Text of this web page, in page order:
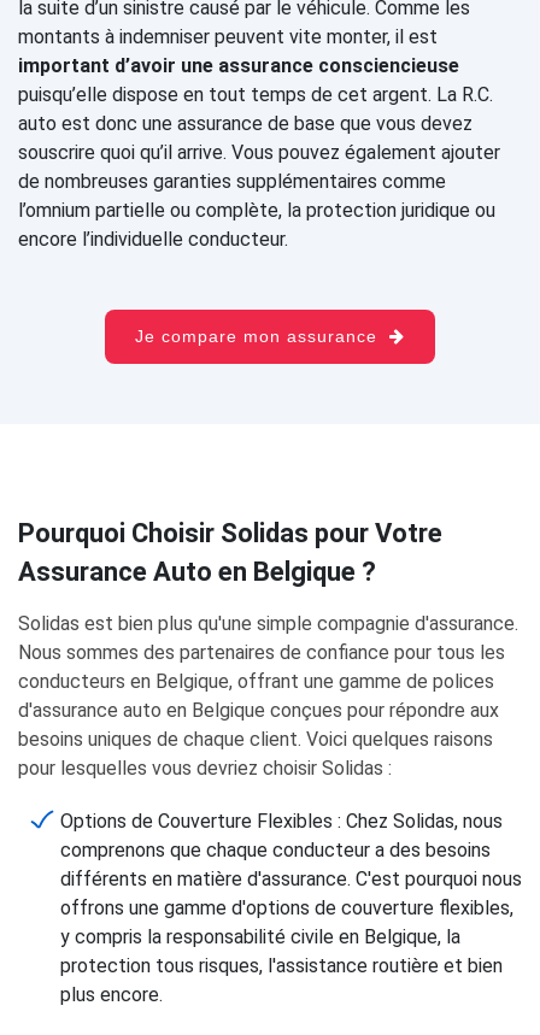
la suite d’un sinistre causé par le véhicule. Comme les
montants à indemniser peuvent vite monter, il est
important d’avoir une assurance consciencieuse
puisqu’elle dispose en tout temps de cet argent. La R.C.
auto est donc une assurance de base que vous devez
souscrire quoi qu’il arrive. Vous pouvez également ajouter
de nombreuses garanties supplémentaires comme
l’omnium partielle ou complète, la protection juridique ou
encore l’individuelle conducteur.
Je compare mon assurance
Pourquoi Choisir Solidas pour Votre
Assurance Auto en Belgique ?
Solidas est bien plus qu'une simple compagnie d'assurance.
Nous sommes des partenaires de confiance pour tous les
conducteurs en Belgique, offrant une gamme de polices
d'assurance auto en Belgique conçues pour répondre aux
besoins uniques de chaque client. Voici quelques raisons
pour lesquelles vous devriez choisir Solidas :
Options de Couverture Flexibles : Chez Solidas, nous
comprenons que chaque conducteur a des besoins
différents en matière d'assurance. C'est pourquoi nous
offrons une gamme d'options de couverture flexibles,
y compris la responsabilité civile en Belgique, la
protection tous risques, l'assistance routière et bien
plus encore.